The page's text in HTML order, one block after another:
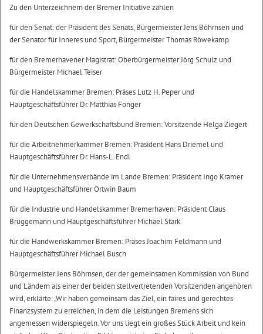
Zu den Unterzeichnern der Bremer Initiative zählen
für den Senat: der Präsident des Senats, Bürgermeister Jens Böhrnsen und
der Senator für Inneres und Sport, Bürgermeister Thomas Röwekamp
für den Bremerhavener Magistrat: Oberbürgermeister Jörg Schulz und
Bürgermeister Michael Teiser
für die Handelskammer Bremen: Präses Lutz H. Peper und
Hauptgeschäftsführer Dr. Matthias Fonger
für den Deutschen Gewerkschaftsbund Bremen: Vorsitzende Helga Ziegert
für die Arbeitnehmerkammer Bremen: Präsident Hans Driemel und
Hauptgeschäftsführer Dr. Hans-L. Endl
für die Unternehmensverbände im Lande Bremen: Präsident Ingo Kramer
und Hauptgeschäftsführer Ortwin Baum
für die Industrie und Handelskammer Bremerhaven: Präsident Claus
Brüggemann und Hauptgeschäftsführer Michael Stark
für die Handwerkskammer Bremen: Präses Joachim Feldmann und
Hauptgeschäftsführer Michael Busch
Bürgermeister Jens Böhrnsen, der der gemeinsamen Kommission von Bund
und Ländern als einer der beiden stellvertretenden Vorsitzenden angehören
wird, erklärte: „Wir haben gemeinsam das Ziel, ein faires und gerechtes
Finanzsystem zu erreichen, in dem die Leistungen Bremens sich
angemessen widerspiegeln. Vor uns liegt ein großes Stück Arbeit und kein